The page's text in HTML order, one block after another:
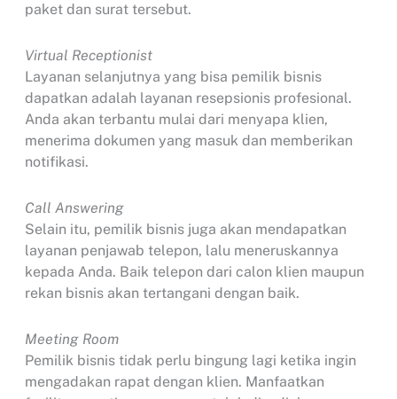
paket dan surat tersebut.
Virtual Receptionist
Layanan selanjutnya yang bisa pemilik bisnis
dapatkan adalah layanan resepsionis profesional.
Anda akan terbantu mulai dari menyapa klien,
menerima dokumen yang masuk dan memberikan
notifikasi.
Call Answering
Selain itu, pemilik bisnis juga akan mendapatkan
layanan penjawab telepon, lalu meneruskannya
kepada Anda. Baik telepon dari calon klien maupun
rekan bisnis akan tertangani dengan baik.
Meeting Room
Pemilik bisnis tidak perlu bingung lagi ketika ingin
mengadakan rapat dengan klien. Manfaatkan